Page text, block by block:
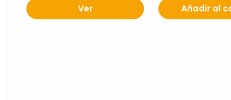
Ver Añadir al